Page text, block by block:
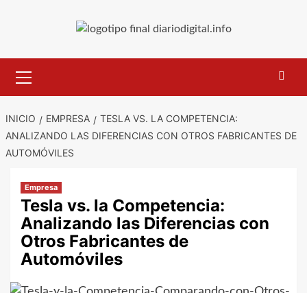
primario
INICIO EMPRESA
TESLA VS. LA COMPETENCIA:
ANALIZANDO LAS DIFERENCIAS CON OTROS FABRICANTES DE
AUTOMÓVILES
Empresa
Tesla vs. la Competencia:
Analizando las Diferencias con
Otros Fabricantes de
Automóviles